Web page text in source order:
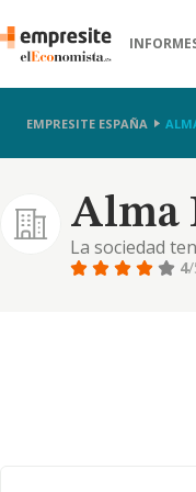
EMPRESITE ESPAÑA
Alma
La sociedad
basados en
4/